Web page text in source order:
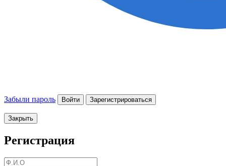
Забыли пароль Войти Зарегистрироваться
Закрыть
Регистрация